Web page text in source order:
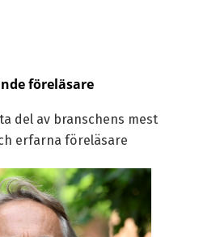
föreläsare
del av branschens mest
erfarna föreläsare